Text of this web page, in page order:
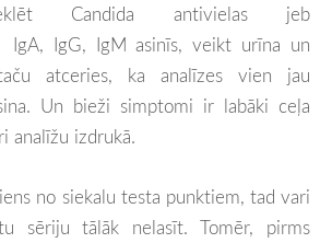
Candida antivielas jeb
IgA, IgG, IgM asinīs, veikt urīna un
atceries, ka analīzes vien jau
Un bieži simptomi ir labāki ceļa
analīžu izdrukā.
no siekalu testa punktiem, tad vari
sēriju tālāk nelasīt. Tomēr, pirms